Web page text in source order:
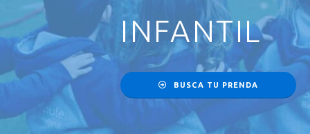
INFANTIL
BUSCA TU PRENDA